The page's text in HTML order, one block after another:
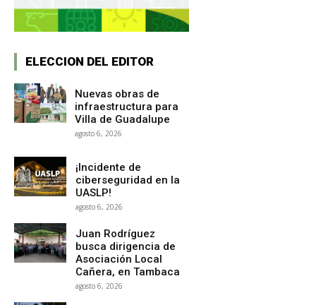
ELECCION DEL EDITOR
Nuevas obras de
infraestructura para
Villa de Guadalupe
agosto 6, 2026
¡Incidente de
ciberseguridad en la
UASLP!
agosto 6, 2026
Juan Rodríguez
busca dirigencia de
Asociación Local
Cañera, en Tambaca
agosto 6, 2026